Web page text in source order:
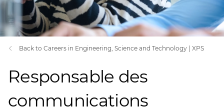
Back to Careers in Engineering, Science and Technology | XPS
Responsable des
communications